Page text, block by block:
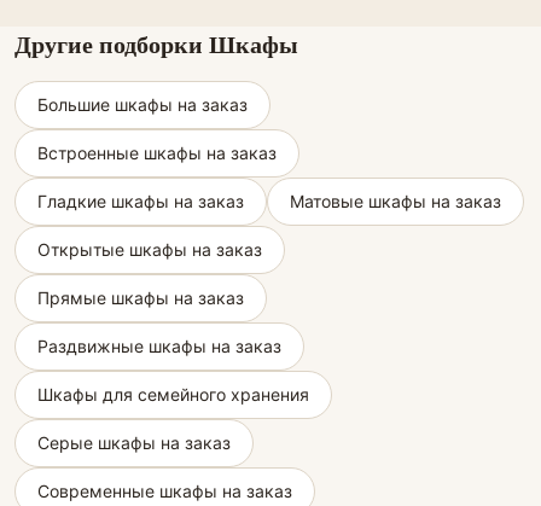
Другие подборки Шкафы
Большие шкафы на заказ
Встроенные шкафы на заказ
Гладкие шкафы на заказ Матовые шкафы на заказ
Открытые шкафы на заказ
Прямые шкафы на заказ
Раздвижные шкафы на заказ
Шкафы для семейного хранения
Серые шкафы на заказ
Современные шкафы на заказ